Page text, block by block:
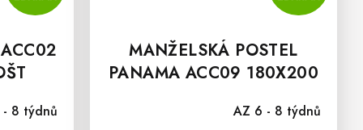
8 týdnů
MANŽELSKÁ POSTEL
PANAMA ACC09 180X200
AZ 6 - 8 týdnů